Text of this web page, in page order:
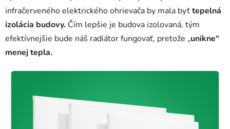
infračerveného elektrického ohrievača by mala byťtepelná
izolácia budovy. Čím lepšie je budova izolovaná, tým
efektívnejšie bude náš radiátor fungovať, pretože „unikne“
menej tepla.